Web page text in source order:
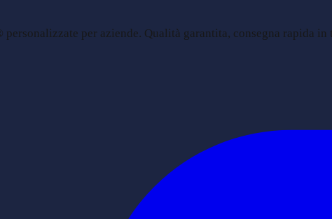
per aziende. Qualità garantita, consegna rapida in